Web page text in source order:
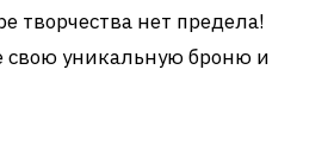
творчества нет предела!
свою уникальную броню и